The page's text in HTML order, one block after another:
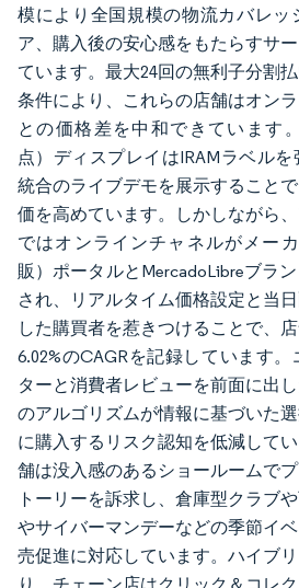
模により全国規模の物流カバレッ
ア、購入後の安心感をもたらすサ
ています。最大24回の無利子分割
条件により、これらの店舗はオン
との価格差を中和できています
点）ディスプレイはIRAMラベル
統合のライブデモを展示すること
価を高めています。しかしながら
ではオンラインチャネルがメー
販）ポータルとMercadoLibreブラ
され、リアルタイム価格設定と当
した購買者を惹きつけることで、
6.02%のCAGRを記録しています
ターと消費者レビューを前面に出
のアルゴリズムが情報に基づいた
に購入するリスク認知を低減して
舗は没入感のあるショールームで
トーリーを訴求し、倉庫型クラブ
やサイバーマンデーなどの季節イ
売促進に対応しています。ハイブ